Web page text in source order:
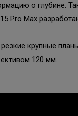
о глубине.
Pro Max
крупные
120 мм.